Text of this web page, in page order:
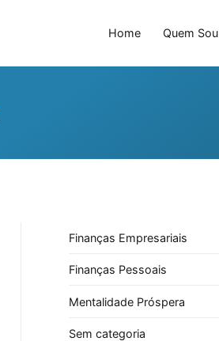
Home Quem Sou
Finanças Empresariais
Finanças Pessoais
Mentalidade Próspera
Sem categoria